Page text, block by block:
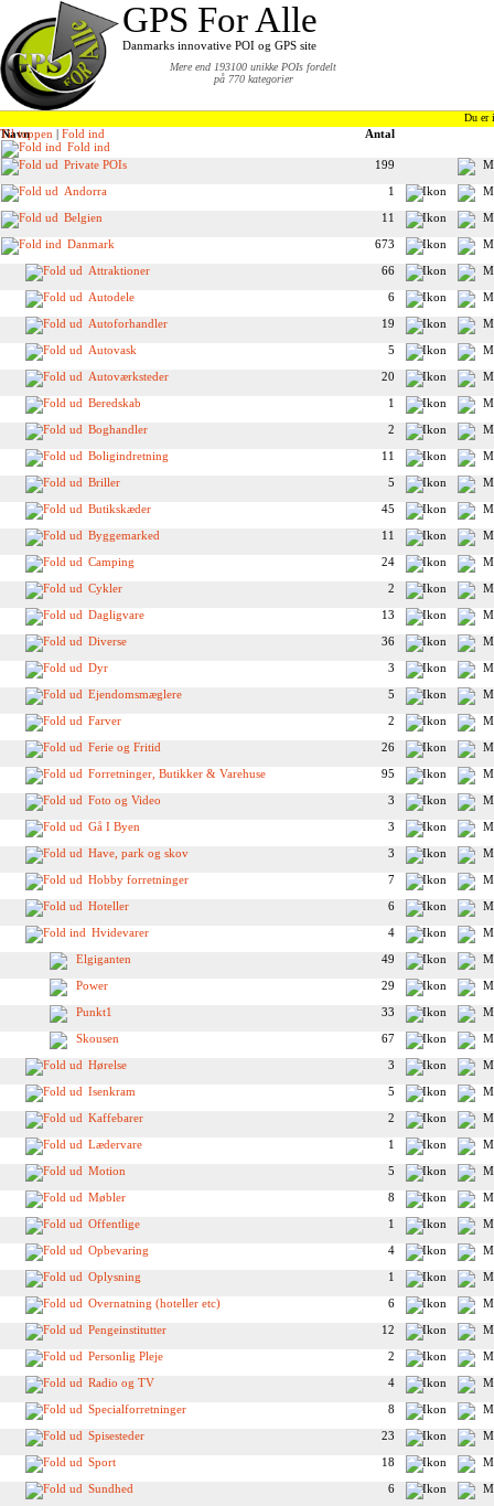
Mere end 193100 unikke POIs fordelt
på 770 kategorier
GPS For Alle
Danmarks innovative POI og GPS site
Du er
Til toppen | Fold ind
Navn
Antal
Fold ind
Private POIs
199
Andorra
1
Belgien
11
Danmark
673
Attraktioner
66
Autodele
6
Autoforhandler
19
Autovask
5
Autoværksteder
20
Beredskab
1
Boghandler
2
Boligindretning
11
Briller
5
Butikskæder
45
Byggemarked
11
Camping
24
Cykler
2
Dagligvare
13
Diverse
36
Dyr
3
Ejendomsmæglere
5
Farver
2
Ferie og Fritid
26
Forretninger, Butikker & Varehuse
95
Foto og Video
3
Gå I Byen
3
Have, park og skov
3
Hobby forretninger
7
Hoteller
6
Hvidevarer
4
Elgiganten
49
Power
29
Punkt1
33
Skousen
67
Hørelse
3
Isenkram
5
Kaffebarer
2
Lædervare
1
Motion
5
Møbler
8
Offentlige
1
Opbevaring
4
Oplysning
1
Overnatning (hoteller etc)
6
Pengeinstitutter
12
Personlig Pleje
2
Radio og TV
4
Specialforretninger
8
Spisesteder
23
Sport
18
Sundhed
6